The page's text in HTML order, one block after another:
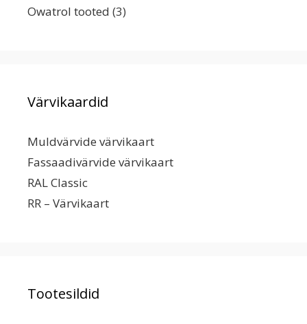
Owatrol tooted (3)
Värvikaardid
Muldvärvide värvikaart
Fassaadivärvide värvikaart
RAL Classic
RR – Värvikaart
Tootesildid